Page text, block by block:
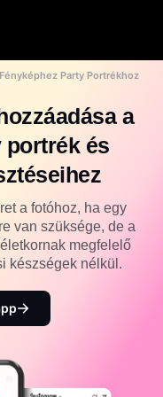
Party Portrékhoz
a
portrék és
a fotóhoz, ha egy
van szüksége, de a
megfelelő
készségek nélkül.